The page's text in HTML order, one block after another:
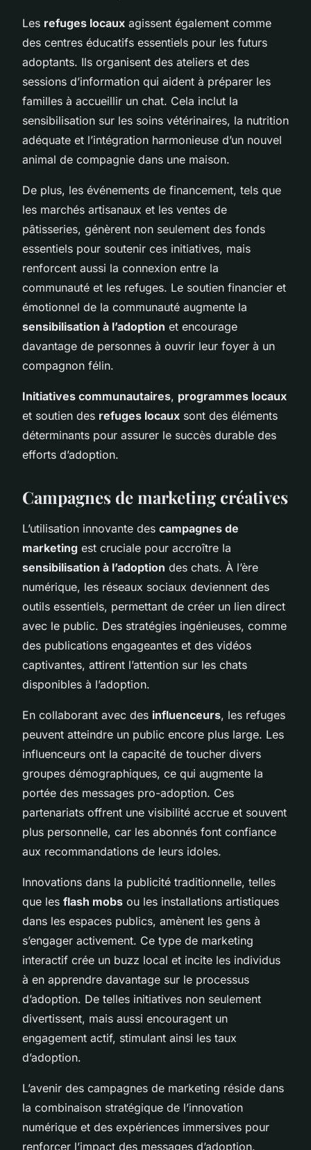
Les refuges locaux agissent également comme
des centres éducatifs essentiels pour les futurs
adoptants. Ils organisent des ateliers et des
sessions d’information qui aident à préparer les
familles à accueillir un chat. Cela inclut la
sensibilisation sur les soins vétérinaires, la nutrition
adéquate et l’intégration harmonieuse d’un nouvel
animal de compagnie dans une maison.
De plus, les événements de financement, tels que
les marchés artisanaux et les ventes de
pâtisseries, génèrent non seulement des fonds
essentiels pour soutenir ces initiatives, mais
renforcent aussi la connexion entre la
communauté et les refuges. Le soutien financier et
émotionnel de la communauté augmente la
sensibilisation à l’adoption et encourage
davantage de personnes à ouvrir leur foyer à un
compagnon félin.
Initiatives communautaires, programmes locaux
et soutien des refuges locaux sont des éléments
déterminants pour assurer le succès durable des
efforts d’adoption.
Campagnes de marketing créatives
L’utilisation innovante des campagnes de
marketing est cruciale pour accroître la
sensibilisation à l’adoption des chats. À l’ère
numérique, les réseaux sociaux deviennent des
outils essentiels, permettant de créer un lien direct
avec le public. Des stratégies ingénieuses, comme
des publications engageantes et des vidéos
captivantes, attirent l’attention sur les chats
disponibles à l’adoption.
En collaborant avec des influenceurs, les refuges
peuvent atteindre un public encore plus large. Les
influenceurs ont la capacité de toucher divers
groupes démographiques, ce qui augmente la
portée des messages pro-adoption. Ces
partenariats offrent une visibilité accrue et souvent
plus personnelle, car les abonnés font confiance
aux recommandations de leurs idoles.
Innovations dans la publicité traditionnelle, telles
que les flash mobs ou les installations artistiques
dans les espaces publics, amènent les gens à
s’engager activement. Ce type de marketing
interactif crée un buzz local et incite les individus
à en apprendre davantage sur le processus
d’adoption. De telles initiatives non seulement
divertissent, mais aussi encouragent un
engagement actif, stimulant ainsi les taux
d’adoption.
L’avenir des campagnes de marketing réside dans
la combinaison stratégique de l’innovation
numérique et des expériences immersives pour
renforcer l’impact des messages d’adoption.